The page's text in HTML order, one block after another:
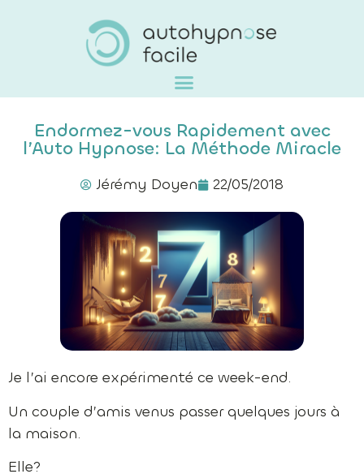
Endormez-vous Rapidement avec
l’Auto Hypnose: La Méthode Miracle
Jérémy Doyen 22/05/2018
Je l’ai encore expérimenté ce week-end.
Un couple d’amis venus passer quelques jours à
la maison.
Elle?